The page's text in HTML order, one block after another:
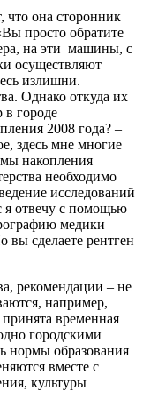
что она сторонник
просто обратите
на эти машины, с
осуществляют
излишни.
Однако откуда их
в городе
2008 года? –
здесь мне многие
накопления
необходимо
исследований
я отвечу с помощью
медики
вы сделаете рентген
рекомендации – не
например,
временная
городскими
нормы образования
вместе с
культуры